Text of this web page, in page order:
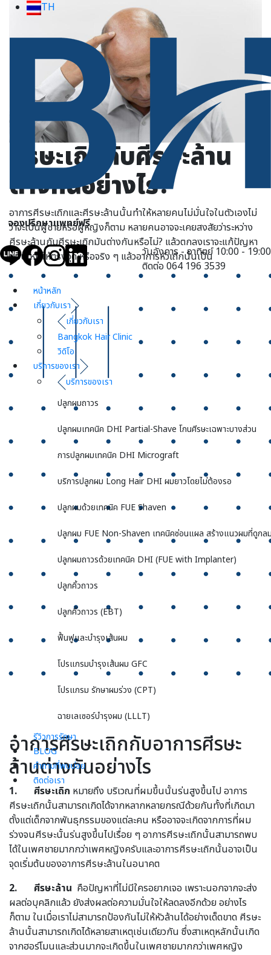
TH
จองปรึกษาแพทย์ฟรี
วันอังคาร - อาทิตย์ 10:00 - 19:00
ติดต่อ 064 196 3539
หน้าหลัก
เกี่ยวกับเรา
เกี่ยวกับเรา
Bangkok Hair Clinic
วิดิโอ
บริการของเรา
บริการของเรา
ปลูกผมถาวร
ปลูกผมเทคนิค DHI Partial-Shave โกนศีรษะเฉพาะบางส่วน
การปลูกผมเทคนิค DHI Micrograft
บริการปลูกผม Long Hair DHI ผมยาวโดยไม่ต้องรอ
ปลูกผมด้วยเทคนิค FUE Shaven
ปลูกผม FUE Non-Shaven เทคนิคซ่อนแผล สร้างแนวผมที่ดูกล
ปลูกผมถาวรด้วยเทคนิค DHI (FUE with Implanter)
ปลูกคิ้วถาวร
ปลูกคิ้วถาวร (EBT)
ฟื้นฟูและบำรุงเส้นผม
โปรแกรมบำรุงเส้นผม GFC
โปรแกรม รักษาผมร่วง (CPT)
ฉายเลเซอร์บำรุงผม (LLLT)
รีวิวการรักษา
BLOG
คำถามที่พบบ่อย
ติดต่อเรา
ศีรษะเถิกกับศีรษะล้าน
ต่างกันอย่างไร?
อาการศีรษะเถิกและศีรษะล้านนั้นทำให้หลายคนไม่มั่นใจในตัวเองไม่
ว่าจะเป็นผู้ชายหรือผู้หญิงก็ตาม หลายคนอาจจะเคยสงสัยว่าระหว่าง
ศีรษะล้านกับศีรษะเถิกมันต่างกันหรือไม่? แล้วตกลงเราจะแก้ปัญหา
แบบไหนให้ตรงจุด หรือจริง ๆ แล้วอาการหัวเถิกนั้นเป็น
อาการศีรษะเถิกกับอาการศีรษะ
ล้านต่างกันอย่างไร
1. ศีรษะเถิก หมายถึง บริเวณที่ผมขึ้นนั้นร่นสูงขึ้นไป อาการ
ศีรษะเถิกนั้นสามารถเกิดได้จากหลากหลายกรณีด้วยกันทั้งที่เกิดมา
ตั้งแต่เด็กจากพันธุกรรมของแต่ละคน หรืออาจจะเกิดจากการที่ผม
ร่วงจนศีรษะนั้นร่นสูงขึ้นไปเรื่อย ๆ อาการศีรษะเถิกนั้นสามารถพบ
ได้ในเพศชายมากกว่าเพศหญิงครับและอาการศีรษะเถิกนั้นอาจเป็น
จุดเริ่มต้นของอาการศีรษะล้านในอนาคต
2. ศีรษะล้าน คือปัญหาที่ไม่มีใครอยากเจอ เพราะนอกจากจะส่ง
ผลต่อบุคลิกแล้ว ยังส่งผลต่อความมั่นใจให้ลดลงอีกด้วย อย่างไร
ก็ตาม ในเมื่อเราไม่สามารถป้องกันไม่ให้หัวล้านได้อย่างเด็ดขาด ศีรษะ
ล้านนั้นสามารถเกิดได้หลายสาเหตุเช่นเดียวกัน ซึ่งสาเหตุหลักนั้นเกิด
จากฮอร์โมนและส่วนมากจะเกิดขึ้นในเพศชายมากกว่าเพศหญิง